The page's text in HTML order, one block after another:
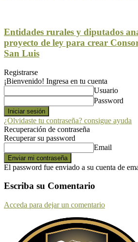
Entidades rurales y diputados
proyecto de ley para crear
San Luis
Registrarse
¡Bienvenido! Ingresa en tu cuenta
Usuario
Password
¿Olvidaste tu contraseña? consigue ayuda
Recuperación de contraseña
Recuperar su password
Email
El password fue enviado a su cuenta de
Escriba su Comentario
Acceda para dejar un comentario